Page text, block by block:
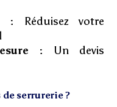
: Réduisez votre
: Un devis
serrurerie ?